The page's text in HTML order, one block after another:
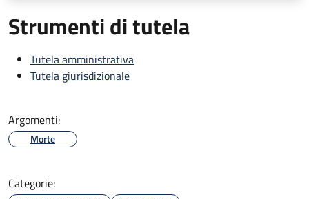
Strumenti di tutela
Tutela amministrativa
Tutela giurisdizionale
Argomenti:
Morte
Categorie: